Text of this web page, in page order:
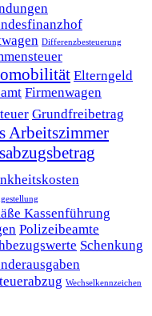
Differenzbesteuerung
Elterngeld
Firmenwagen
Grundfreibetrag
Arbeitszimmer
Kassenführung
Polizeibeamte
Schenkung
Wechselkennzeichen